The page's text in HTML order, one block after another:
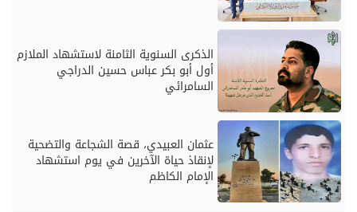
الذكرى السنوية الثامنة لاستشهاد الملازم
أول أبو بكر عباس حسين الدراجي
السامرائي
عثمان العبيدي، قصة الشجاعة والتضحية
لإنقاذ حياة الآخرين في يوم استشهاد
الإمام الكاظم